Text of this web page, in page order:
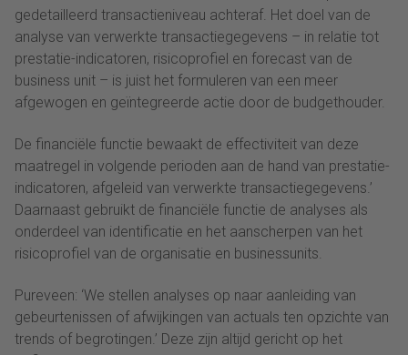
gedetailleerd transactieniveau achteraf. Het doel van de
analyse van verwerkte transactiegegevens – in relatie tot
prestatie-indicatoren, risicoprofiel en forecast van de
business unit – is juist het formuleren van een meer
afgewogen en geïntegreerde actie door de budgethouder.
De financiële functie bewaakt de effectiviteit van deze
maatregel in volgende perioden aan de hand van prestatie-
indicatoren, afgeleid van verwerkte transactiegegevens.’
Daarnaast gebruikt de financiële functie de analyses als
onderdeel van identificatie en het aanscherpen van het
risicoprofiel van de organisatie en businessunits.
Pureveen: ‘We stellen analyses op naar aanleiding van
gebeurtenissen of afwijkingen van actuals ten opzichte van
trends of begrotingen.’ Deze zijn altijd gericht op het